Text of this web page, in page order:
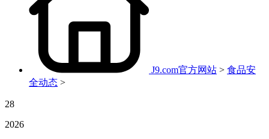
J9.com官方网站 > 食品安
全动态 >
28
2026